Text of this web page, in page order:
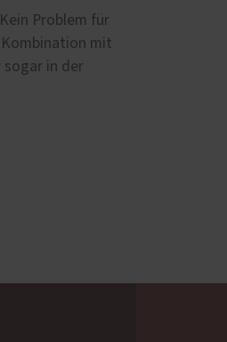
Problem für
mit
sogar in der